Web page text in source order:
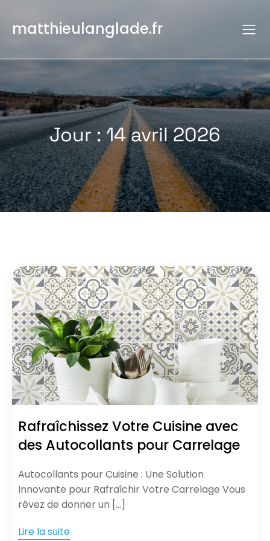
contenu
matthieulanglade.fr
Jour :14 avril 2026
Rafraîchissez Votre Cuisine avec
des Autocollants pour Carrelage
Autocollants pour Cuisine : Une Solution
Innovante pour Rafraîchir Votre Carrelage Vous
rêvez de donner un […]
Lire la suite